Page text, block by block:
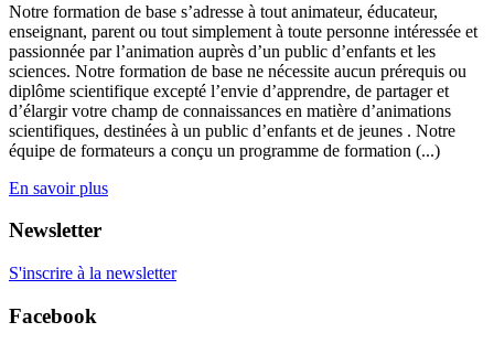
Notre formation de base s’adresse à tout animateur, éducateur,
enseignant, parent ou tout simplement à toute personne intéressée et
passionnée par l’animation auprès d’un public d’enfants et les
sciences. Notre formation de base ne nécessite aucun prérequis ou
diplôme scientifique excepté l’envie d’apprendre, de partager et
d’élargir votre champ de connaissances en matière d’animations
scientifiques, destinées à un public d’enfants et de jeunes . Notre
équipe de formateurs a conçu un programme de formation (...)
En savoir plus
Newsletter
S'inscrire à la newsletter
Facebook